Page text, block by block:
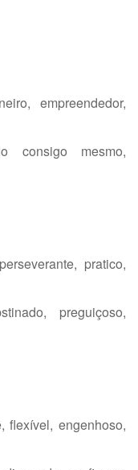
empreendedor,
consigo mesmo,
pratico,
preguiçoso,
flexível, engenhoso,